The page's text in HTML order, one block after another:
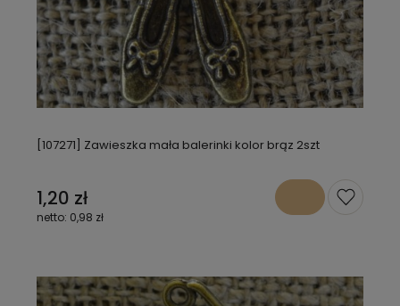
[107271] Zawieszka mała balerinki kolor brąz 2szt
1,20 zł
0,98 zł